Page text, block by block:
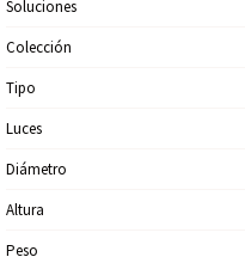
Soluciones
Colección
Tipo
Luces
Diámetro
Altura
Peso